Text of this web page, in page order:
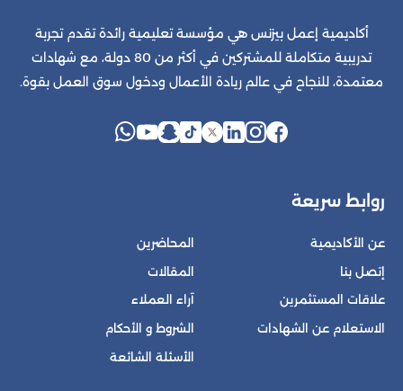
أكاديمية إعمل بيزنس هي مؤسسة تعليمية رائدة تقدم تجربة
تدريبية متكاملة للمشتركين في أكثر من 80 دولة، مع شهادات
معتمدة، للنجاح في عالم ريادة الأعمال ودخول سوق العمل بقوة.
روابط سريعة
عن الأكاديمية
إتصل بنا
علاقات المستثمرين
الاستعلام عن الشهادات
المحاضرين
المقالات
آراء العملاء
الشروط و الأحكام
الأسئلة الشائعة